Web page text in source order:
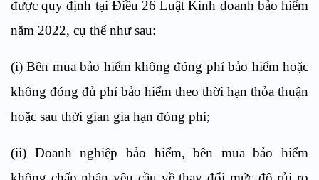
được quy định tại Điều 26 Luật Kinh doanh bảo hiểm
năm 2022, cụ thể như sau:
(i) Bên mua bảo hiểm không đóng phí bảo hiểm hoặc
không đóng đủ phí bảo hiểm theo thời hạn thỏa thuận
hoặc sau thời gian gia hạn đóng phí;
(ii) Doanh nghiệp bảo hiểm, bên mua bảo hiểm